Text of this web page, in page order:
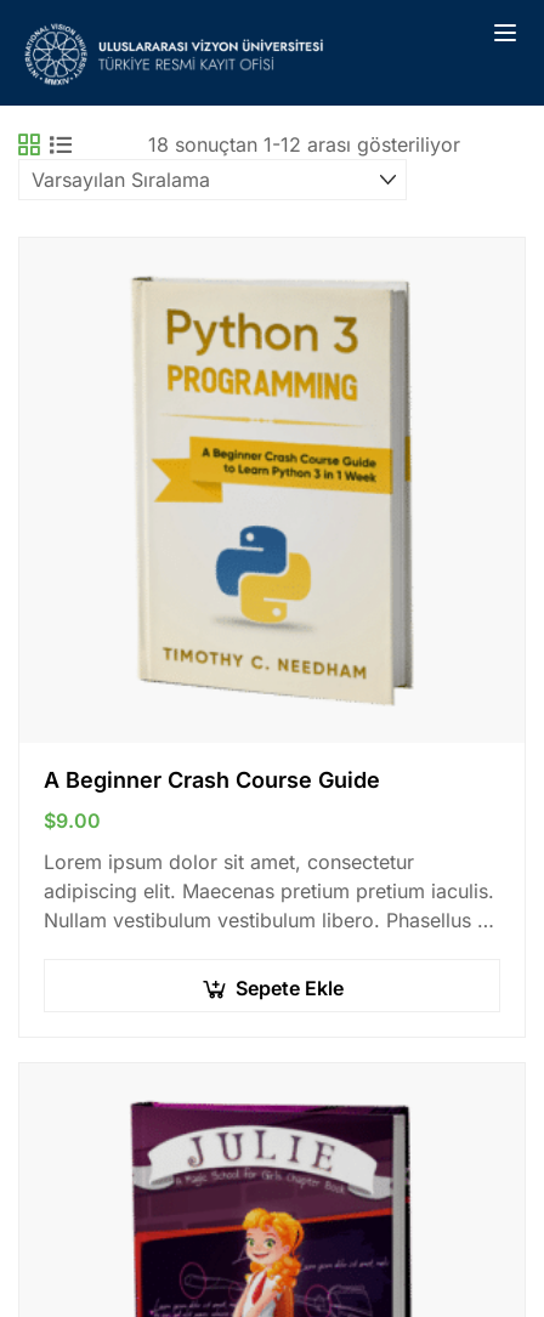
18 sonuçtan 1-12 arası gösteriliyor
A Beginner Crash Course Guide
$9.00
Lorem ipsum dolor sit amet, consectetur
adipiscing elit. Maecenas pretium pretium iaculis.
Nullam vestibulum vestibulum libero. Phasellus ut
Sepete Ekle